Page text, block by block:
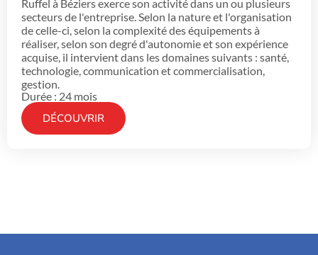
Ruffel à Béziers exerce son activité dans un ou plusieurs
secteurs de l'entreprise. Selon la nature et l'organisation
de celle-ci, selon la complexité des équipements à
réaliser, selon son degré d'autonomie et son expérience
acquise, il intervient dans les domaines suivants : santé,
technologie, communication et commercialisation,
gestion.
Durée : 24 mois
DÉCOUVRIR